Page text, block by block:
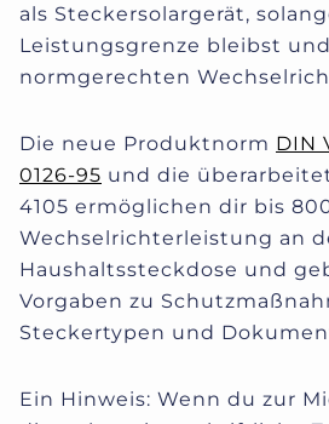
als Steckersolargerät,
Leistungsgrenze bleibst
normgerechten
Die neue Produktnorm DIN
0126‑95 und die
4105 ermöglichen dir bis
Wechselrichterleistung an
Haushaltssteckdose und
Vorgaben zu
Steckertypen und
Ein Hinweis: Wenn du zur